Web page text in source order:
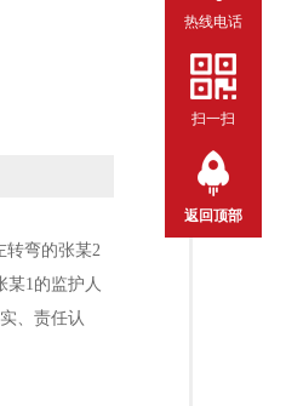
转弯的张某2
某1的监护人
、责任认
热线电话
扫一扫
返回顶部